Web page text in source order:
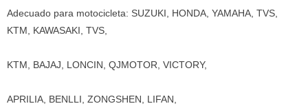
Adecuado para motocicleta: SUZUKI, HONDA, YAMAHA, TVS,
KTM, KAWASAKI, TVS,
KTM, BAJAJ, LONCIN, QJMOTOR, VICTORY,
APRILIA, BENLLI, ZONGSHEN, LIFAN,